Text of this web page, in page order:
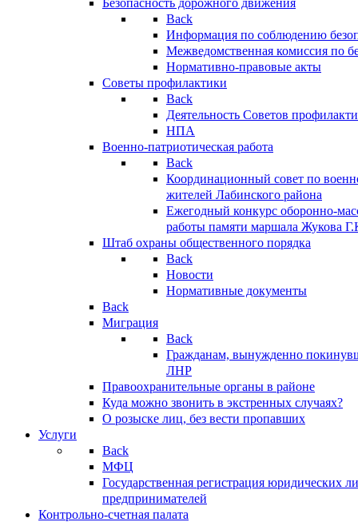
Безопасность дорожного движения
Back
Информация по соблюдению
Межведомственная комиссия по
Нормативно-правовые акты
Советы профилактики
Back
Деятельность Советов
НПА
Военно-патриотическая работа
Back
Координационный совет по
жителей Лабинского района
Ежегодный конкурс оборонно-
работы памяти маршала Жукова
Штаб охраны общественного порядка
Back
Новости
Нормативные документы
Back
Миграция
Back
Гражданам, вынужденно
ЛНР
Правоохранительные органы в районе
Куда можно звонить в экстренных случаях?
О розыске лиц, без вести пропавших
Услуги
Back
МФЦ
Государственная регистрация юридических
предпринимателей
Контрольно-счетная палата